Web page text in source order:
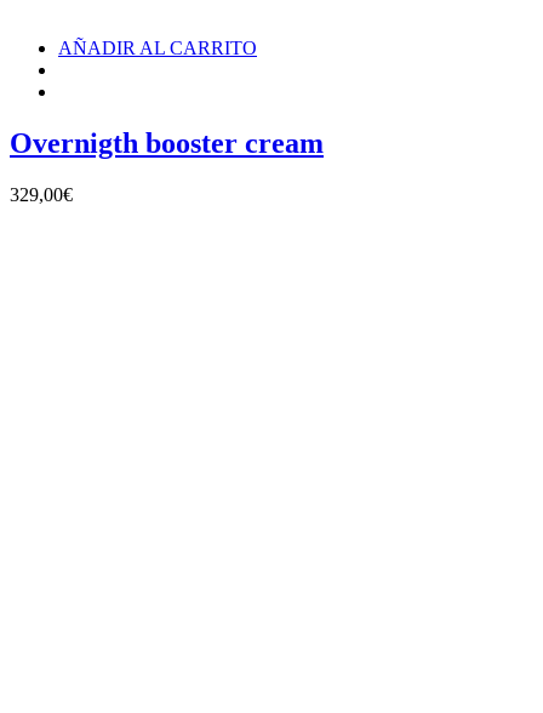
AÑADIR AL CARRITO
Overnigth booster cream
329,00€